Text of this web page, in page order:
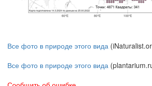
Все фото в природе этого вида
Все фото в природе этого вида